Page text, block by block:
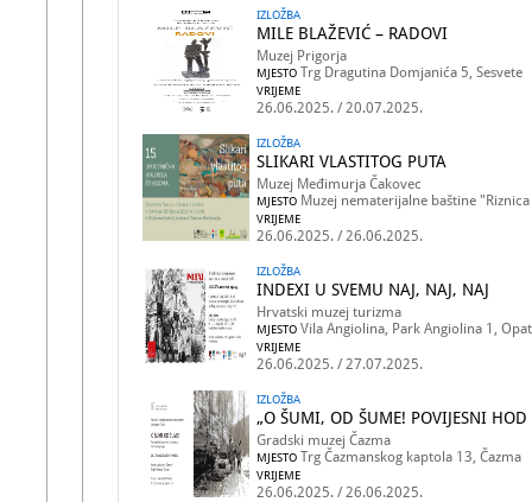
IZLOŽBA
MILE BLAŽEVIĆ – RADOVI
Muzej Prigorja
MJESTO Trg Dragutina Domjanića 5, Sesvete
VRIJEME
26.06.2025. / 20.07.2025.
IZLOŽBA
SLIKARI VLASTITOG PUTA
Muzej Međimurja Čakovec
MJESTO Muzej nematerijalne baštine
VRIJEME
26.06.2025. / 26.06.2025.
IZLOŽBA
INDEXI U SVEMU NAJ, NAJ, NAJ
Hrvatski muzej turizma
MJESTO Vila Angiolina, Park Angiolina 1,
VRIJEME
26.06.2025. / 27.07.2025.
IZLOŽBA
„O ŠUMI, OD ŠUME! POVIJESNI
Gradski muzej Čazma
MJESTO Trg Čazmanskog kaptola 13, Čazma
VRIJEME
26.06.2025. / 26.06.2025.